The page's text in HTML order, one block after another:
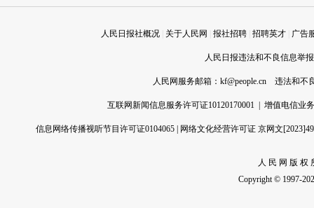
人民日报社概况 关于人民网 报社招聘 招聘英才 广告
人民日报违法和不良信息举
人民网服务邮箱： kf@people.cn 违法和不
互联网新闻信息服务许可证10120170001 增值电信业
信息网络传播视听节目许可证0104065 网络文化经营许可证 京网文
人 民 网 版 权
Copyright © 1997-